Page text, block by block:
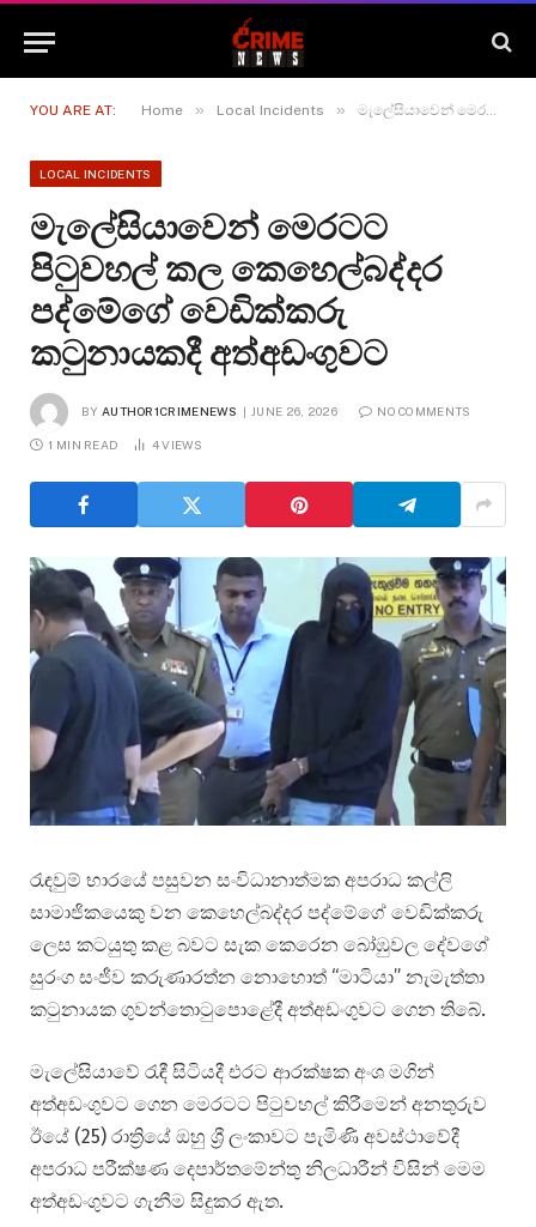
YOU ARE AT: Home » Local Incidents » මැලේසියාවෙන් මෙරටට පිටුවහල් කල කෙහෙල්බද්දර පද්මේගේ වෙඩික්කරු කටුනායකදී අත්අඩංගුවට
LOCAL INCIDENTS
මැලේසියාවෙන් මෙරටට
පිටුවහල් කල කෙහෙල්බද්දර
පද්මේගේ වෙඩික්කරු
කටුනායකදී අත්අඩංගුවට
BY AUTHOR1CRIMENEWS JUNE 26, 2026 NO COMMENTS
1 MIN READ 4VIEWS
රැඳවුම් භාරයේ පසුවන සංවිධානාත්මක අපරාධ කල්ලි
සාමාජිකයෙකු වන කෙහෙල්බද්දර පද්මේගේ වෙඩික්කරු
ලෙස කටයුතු කළ බවට සැක කෙරෙන බෝඹුවල දේවගේ
සුරංග සංජීව කරුණාරත්න නොහොත් “මාටියා” නැමැත්තා
කටුනායක ගුවන්තොටුපොළේදී අත්අඩංගුවට ගෙන තිබේ.
මැලේසියාවේ රැඳී සිටියදී එරට ආරක්ෂක අංශ මගින්
අත්අඩංගුවට ගෙන මෙරටට පිටුවහල් කිරීමෙන් අනතුරුව
ඊයේ (25) රාත්‍රියේ ඔහු ශ්‍රී ලංකාවට පැමිණි අවස්ථාවේදී
අපරාධ පරීක්ෂණ දෙපාර්තමේන්තු නිලධාරීන් විසින් මෙම
අත්අඩංගුවට ගැනීම සිදුකර ඇත.